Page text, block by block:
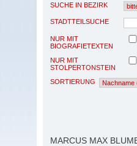
SUCHE IN BEZIRK
STADTTEILSUCHE
NUR MIT
BIOGRAFIETEXTEN
NUR MIT
STOLPERTONSTEIN
SORTIERUNG
MARCUS MAX